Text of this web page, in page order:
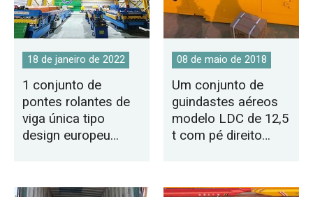
18 de janeiro de 2022
1 conjunto de
pontes rolantes de
viga única tipo
design europeu
08 de maio de 2018
Um conjunto de
guindastes aéreos
modelo LDC de 12,5
t com pé direito
Quênia